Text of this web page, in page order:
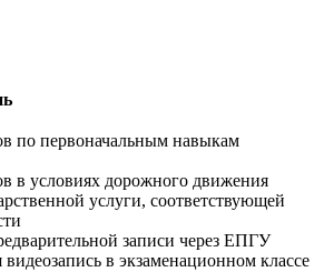
по первоначальным навыкам
в условиях дорожного движения
услуги, соответствующей
записи через ЕПГУ
видеозапись в экзаменационном классе